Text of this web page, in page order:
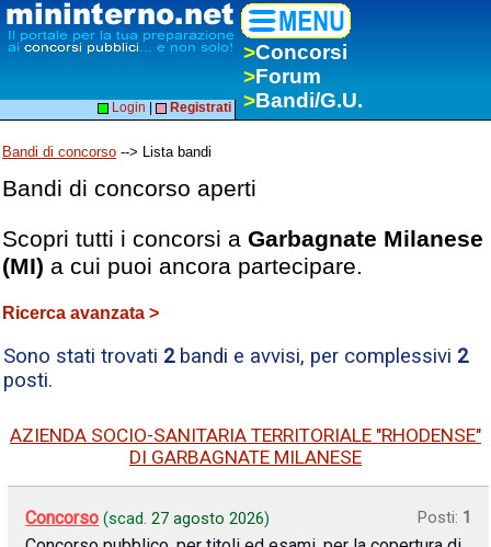
>Concorsi
>Forum
>Bandi/G.U.
Login Registrati
Bandi di concorso --> Lista bandi
Bandi di concorso aperti
Scopri tutti i concorsi a Garbagnate Milanese
(MI) a cui puoi ancora partecipare.
Ricerca avanzata >
Sono stati trovati 2bandi e avvisi, per complessivi 2
posti.
AZIENDA SOCIO-SANITARIA TERRITORIALE "RHODENSE"
DI GARBAGNATE MILANESE
Concorso (scad.27 agosto 2026) Posti: 1